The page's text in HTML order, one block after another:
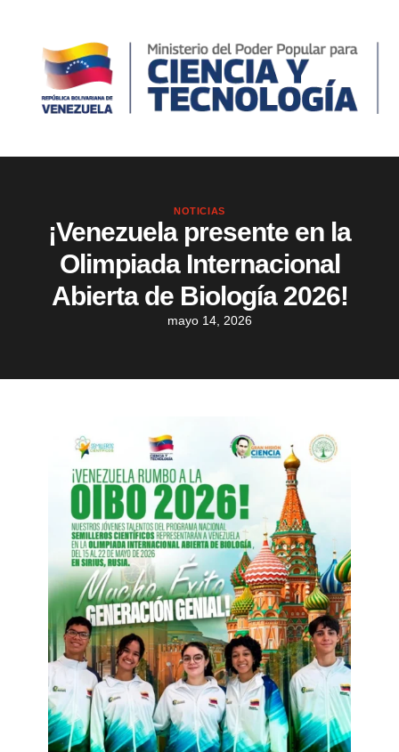
NOTICIAS
¡Venezuela presente en la
Olimpiada Internacional
Abierta de Biología 2026!
mayo 14, 2026